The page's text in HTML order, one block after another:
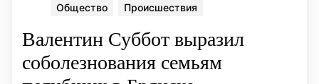
Общество Происшествия
Валентин Суббот выразил
соболезнования семьям